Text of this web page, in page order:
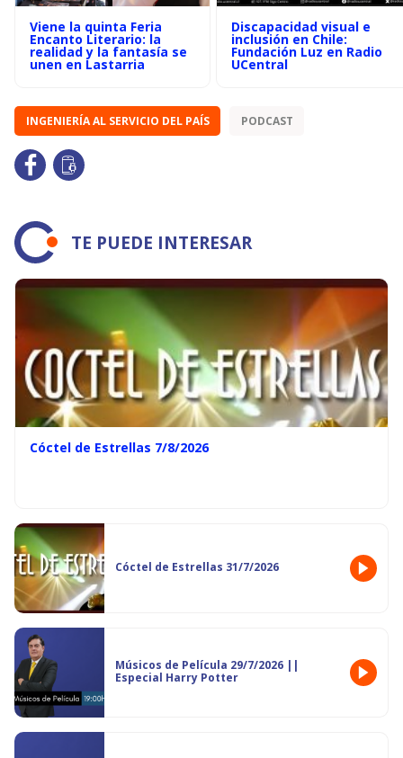
Viene la quinta Feria
Encanto Literario: la
realidad y la fantasía se
unen en Lastarria
Discapacidad visual e
inclusión en Chile:
Fundación Luz en Radio
UCentral
INGENIERÍA AL SERVICIO DEL PAÍS PODCAST
TE PUEDE INTERESAR
Cóctel de Estrellas 7/8/2026
Cóctel de Estrellas 31/7/2026
Músicos de Película 29/7/2026 ||
Especial Harry Potter